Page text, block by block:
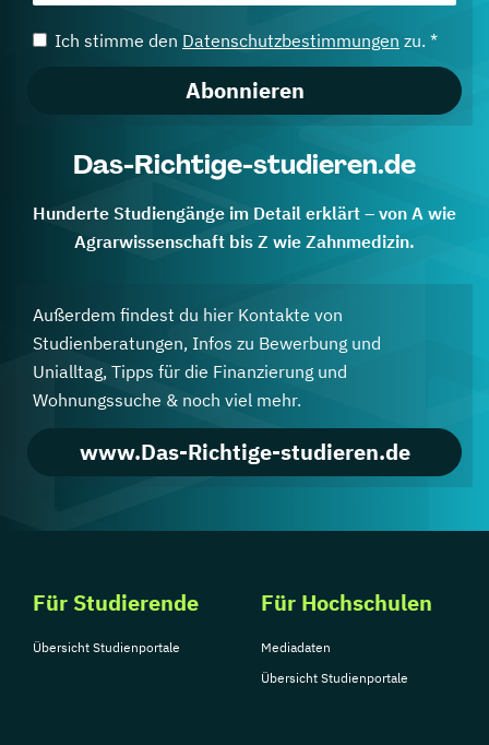
Ich stimme den Datenschutzbestimmungen zu. *
Abonnieren
Das-Richtige-studieren.de
Hunderte Studiengänge im Detail erklärt – von A wie
Agrarwissenschaft bis Z wie Zahnmedizin.
Außerdem findest du hier Kontakte von
Studienberatungen, Infos zu Bewerbung und
Unialltag, Tipps für die Finanzierung und
Wohnungssuche & noch viel mehr.
www.Das-Richtige-studieren.de
Für Studierende
Übersicht Studienportale
Für Hochschulen
Mediadaten
Übersicht Studienportale